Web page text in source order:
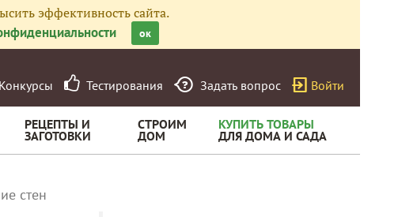
эффективность сайта.
ок
Конкурсы Тестирования Задать вопрос Войти
РЕЦЕПТЫ И
ЗАГОТОВКИ
СТРОИМ
ДОМ
КУПИТЬ ТОВАРЫ
ДЛЯ ДОМА И САДА
стен